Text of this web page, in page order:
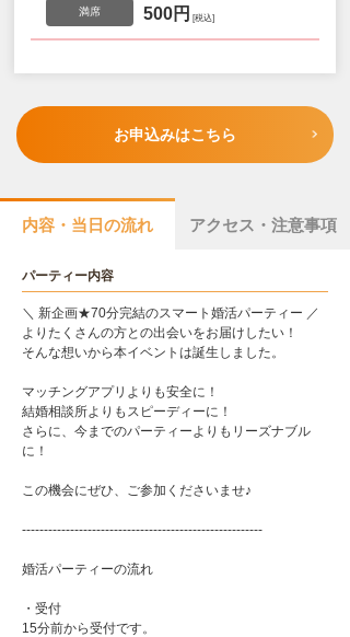
満席 500円 税込
お申込みはこちら
内容・当日の流れ アクセス・注意事項
パーティー内容
＼ 新企画★70分完結のスマート婚活パーティー ／
よりたくさんの方との出会いをお届けしたい！
そんな想いから本イベントは誕生しました。
マッチングアプリよりも安全に！
結婚相談所よりもスピーディーに！
さらに、今までのパーティーよりもリーズナブル
に！
この機会にぜひ、ご参加くださいませ♪
-------------------------------------------------------
婚活パーティーの流れ
・受付
15分前から受付です。